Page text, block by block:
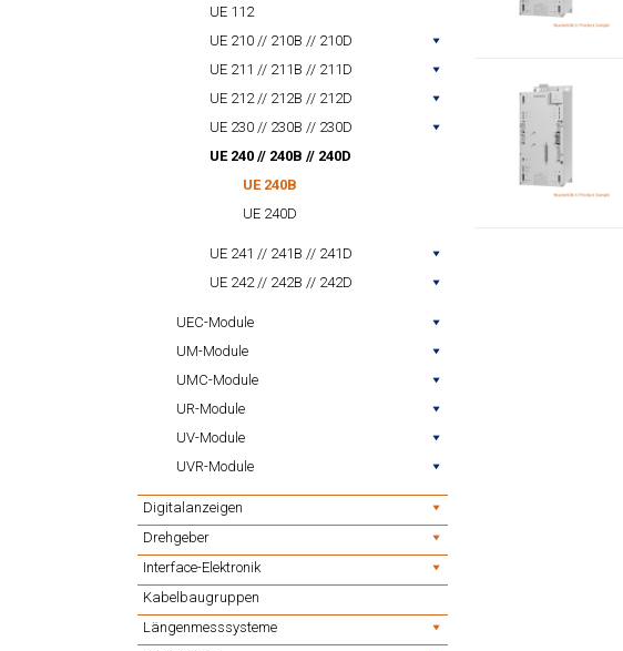
UE 112
UE 210 // 210B // 210D
UE 211 // 211B // 211D
UE 212 // 212B // 212D
UE 230 // 230B // 230D
UE 240 // 240B // 240D
UE 240B
UE 240D
UE 241 // 241B // 241D
UE 242 // 242B // 242D
UEC-Module
UM-Module
UMC-Module
UR-Module
UV-Module
UVR-Module
Digitalanzeigen
Drehgeber
Interface-Elektronik
Kabelbaugruppen
Längenmesssysteme